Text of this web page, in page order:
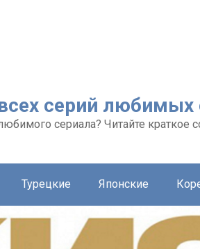
серий любимых
сериала? Читайте краткое
Турецкие Японские